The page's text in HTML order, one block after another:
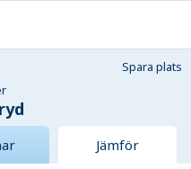
Spara plats
Jämför